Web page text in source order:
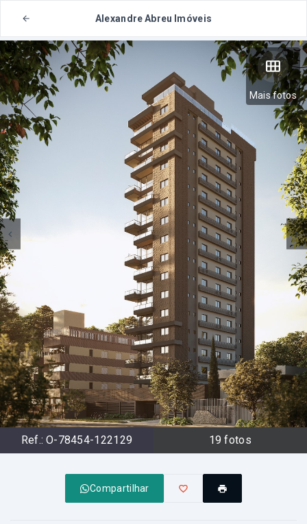
Alexandre Abreu Imóveis
Mais fotos
Ref.: O-78454-122129 19 fotos
Compartilhar